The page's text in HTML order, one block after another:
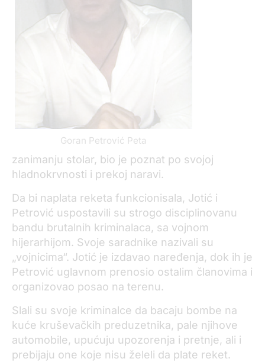
Goran Petrović Peta
zanimanju stolar, bio je poznat po svojoj
hladnokrvnosti i prekoj naravi.
Da bi naplata reketa funkcionisala, Jotić i
Petrović uspostavili su strogo disciplinovanu
bandu brutalnih kriminalaca, sa vojnom
hijerarhijom. Svoje saradnike nazivali su
„vojnicima“. Jotić je izdavao naređenja, dok ih je
Petrović uglavnom prenosio ostalim članovima i
organizovao posao na terenu.
Slali su svoje kriminalce da bacaju bombe na
kuće kruševačkih preduzetnika, pale njihove
automobile, upućuju upozorenja i pretnje, ali i
prebijaju one koje nisu želeli da plate reket.